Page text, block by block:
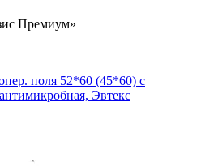
Премиум»
поля 52*60 (45*60) с
Эвтекс